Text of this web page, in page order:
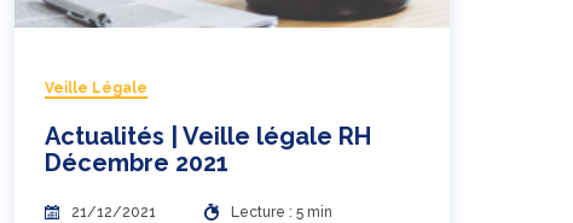
Veille Légale
Actualités | Veille légale RH
Décembre 2021
21/12/2021 Lecture : 5 min